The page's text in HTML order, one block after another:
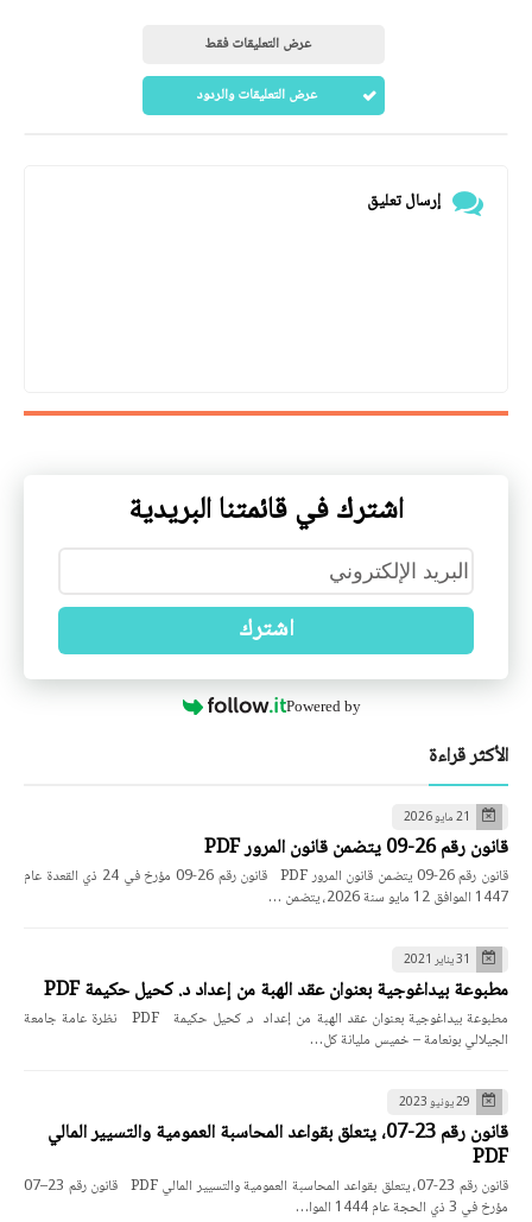
عرض التعليقات فقط
عرض التعليقات والردود
إرسال تعليق
اشترك في قائمتنا البريدية
اشترك
Powered by
الأكثر قراءة
21 مايو 2026
قانون رقم 26-09 يتضمن قانون المرور PDF
قانون رقم 26-09 يتضمن قانون المرور PDF قانون رقم 26-09 مؤرخ في 24 ذي القعدة عام
1447 الموافق 12 مايو سنة 2026، يتضمن …
31 يناير 2021
مطبوعة بيداغوجية بعنوان عقد الهبة من إعداد د. كحيل حكيمة PDF
مطبوعة بيداغوجية بعنوان عقد الهبة من إعداد د. كحيل حكيمة PDF نظرة عامة جامعة
الجيلالي بونعامة – خميس مليانة كل…
29 يونيو 2023
قانون رقم 23-07، يتعلق بقواعد المحاسبة العمومية والتسيير المالي
PDF
قانون رقم 23-07، يتعلق بقواعد المحاسبة العمومية والتسيير المالي PDF قانون رقم 23–07
مؤرخ في 3 ذي الحجة عام 1444 الموا…